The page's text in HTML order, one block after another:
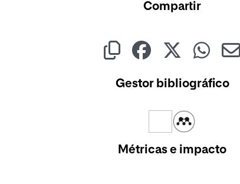
Compartir
Gestor bibliográfico
Métricas e impacto